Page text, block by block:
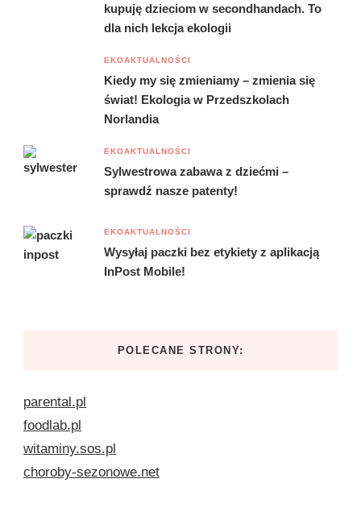
kupuję dzieciom w secondhandach. To
dla nich lekcja ekologii
EKOAKTUALNOŚCI
Kiedy my się zmieniamy – zmienia się
świat! Ekologia w Przedszkolach
Norlandia
EKOAKTUALNOŚCI
Sylwestrowa zabawa z dziećmi –
sprawdź nasze patenty!
EKOAKTUALNOŚCI
Wysyłaj paczki bez etykiety z aplikacją
InPost Mobile!
POLECANE STRONY:
parental.pl
foodlab.pl
witaminy.sos.pl
choroby-sezonowe.net